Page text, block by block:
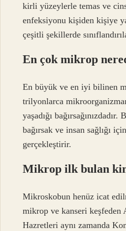
kirli yüzeylerle temas ve
enfeksiyonu kişiden kişiye
çeşitli şekillerde
En çok mikrop
En büyük ve en iyi bilinen
trilyonlarca
yaşadığı
bağırsak ve insan sağlığı
gerçekleştirir.
Mikrop ilk bulan
Mikroskobun henüz icat
mikrop ve kanseri keşfeden
Hazretleri aynı zamanda